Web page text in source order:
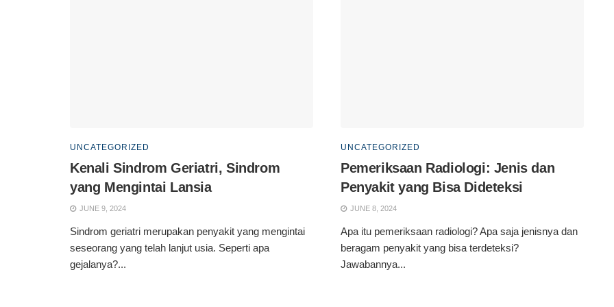
UNCATEGORIZED
Kenali Sindrom Geriatri, Sindrom
yang Mengintai Lansia
JUNE 9, 2024
Sindrom geriatri merupakan penyakit yang mengintai
seseorang yang telah lanjut usia. Seperti apa
gejalanya?...
UNCATEGORIZED
Pemeriksaan Radiologi: Jenis dan
Penyakit yang Bisa Dideteksi
JUNE 8, 2024
Apa itu pemeriksaan radiologi? Apa saja jenisnya dan
beragam penyakit yang bisa terdeteksi?
Jawabannya...